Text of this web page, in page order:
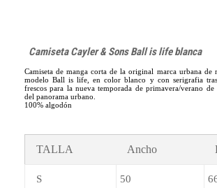
Camiseta Cayler & Sons Ball is life blanca
Camiseta de manga corta de la original marca urbana de
modelo Ball is life, en color blanco y con serigrafia
frescos para la nueva temporada de primavera/verano de
del panorama urbano.
100% algodón
TALLA Ancho
S 50